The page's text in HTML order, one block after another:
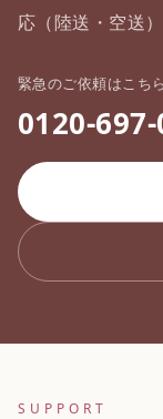
応（陸送・空送
緊急のご依頼はこちら
0120-
SUPPORT